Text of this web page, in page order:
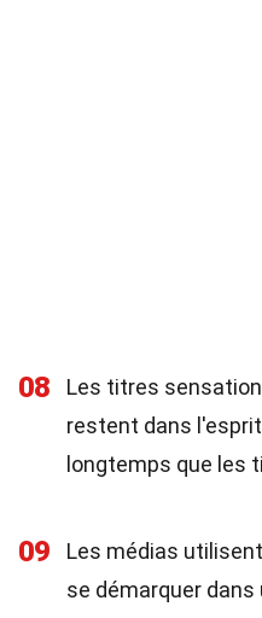
08
Les titres
restent dans
longtemps que les
09
Les médias
se démarquer